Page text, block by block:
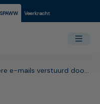
Veerkracht
Oudere e-mails verstuurd door storing